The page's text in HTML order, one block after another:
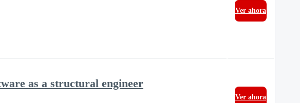
Ver ahora
as a structural engineer
Ver ahora